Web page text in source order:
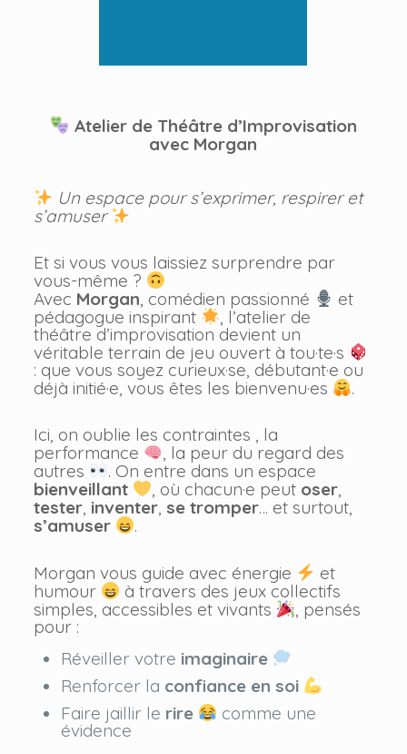
Atelier de Théâtre d’Improvisation
avec Morgan
Un espace pour s’exprimer, respirer et
s’amuser
Et si vous vous laissiez surprendre par
vous-même ?
Avec Morgan, comédien passionné
et
pédagogue inspirant
, l’atelier de
théâtre d’improvisation devient un
véritable terrain de jeu ouvert à tou·te·s
: que vous soyez curieux·se, débutant·e ou
déjà initié·e, vous êtes les bienvenu·es
.
Ici, on oublie les contraintes , la
performance
, la peur du regard des
autres
. On entre dans un espace
bienveillant
, où chacun·e peut oser,
tester, inventer, se tromper… et surtout,
s’amuser
.
Morgan vous guide avec énergie
et
humour
à travers des jeux collectifs
simples, accessibles et vivants
, pensés
pour :
Réveiller votre imaginaire
Renforcer la confiance en soi
Faire jaillir le rire comme une
évidence